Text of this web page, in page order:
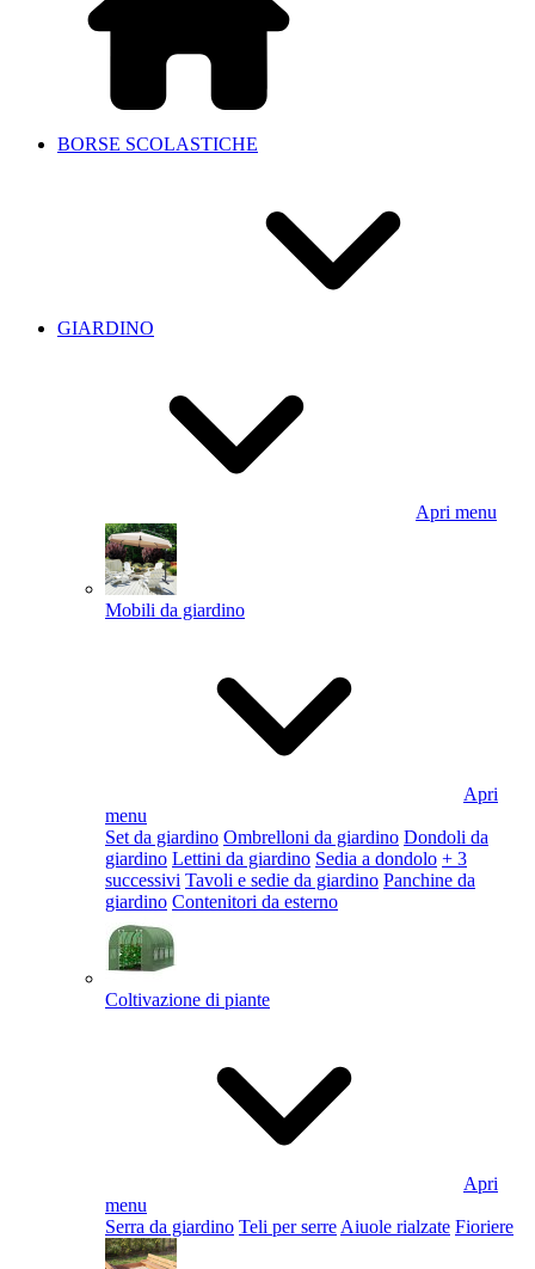
BORSE SCOLASTICHE
GIARDINO
Apri menu
Mobili da giardino
Apri
menu
Set da giardino Ombrelloni da giardino Dondoli da
giardino Lettini da giardino Sedia a dondolo + 3
successivi Tavoli e sedie da giardino Panchine da
giardino Contenitori da esterno
Coltivazione di piante
Apri
menu
Serra da giardino Teli per serre Aiuole rialzate Fioriere